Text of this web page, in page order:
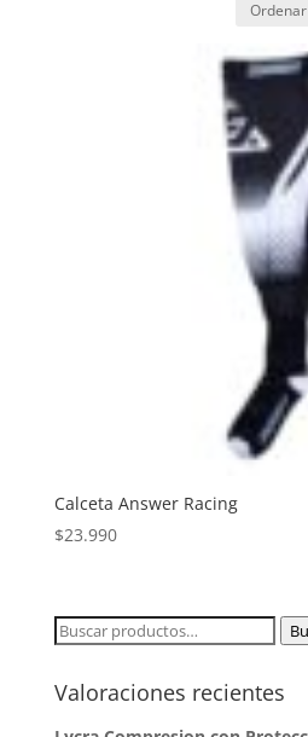
Calceta Answer Racing
$23.990
Buscar
Valoraciones recientes